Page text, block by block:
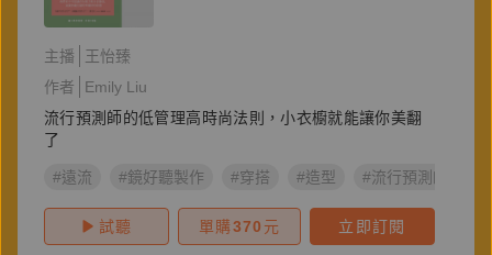
主播
王怡臻
作者
Emily Liu
流行預測師的低管理高時尚法則，小衣櫥就能讓你美翻
了
#遠流 #鏡好聽製作 #穿搭 #造型 #流行預測師
試聽 單購370 元 立即訂閱